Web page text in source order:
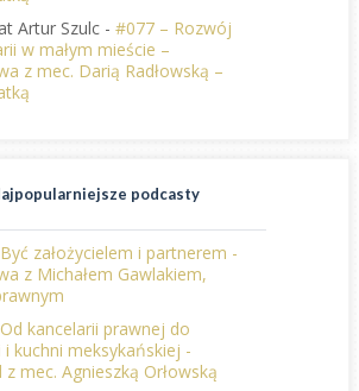
Artur Szulc - #077 – Rozwój
w małym mieście –
z mec. Darią Radłowską –
podcasty
założycielem i partnerem -
z Michałem Gawlakiem,
kancelarii prawnej do
i kuchni meksykańskiej -
z mec. Agnieszką Orłowską